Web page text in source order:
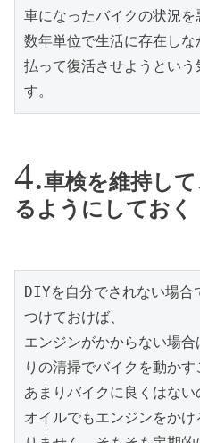
車になったバイクの状況を
数年単位で生活に存在し
払って復活させようとい
す。
車検を維持し
るようにしておく
DIYを自分でされない場合
つけておけば、
エンジンがかからない場
りの清掃でバイクを動かす
あまりバイクに良くはな
オイルでもエンジンをか